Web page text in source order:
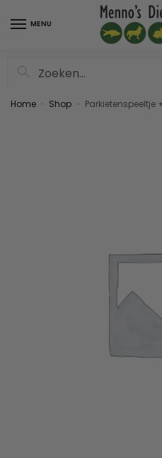
MENU
Home Shop Parkietenspeeltje